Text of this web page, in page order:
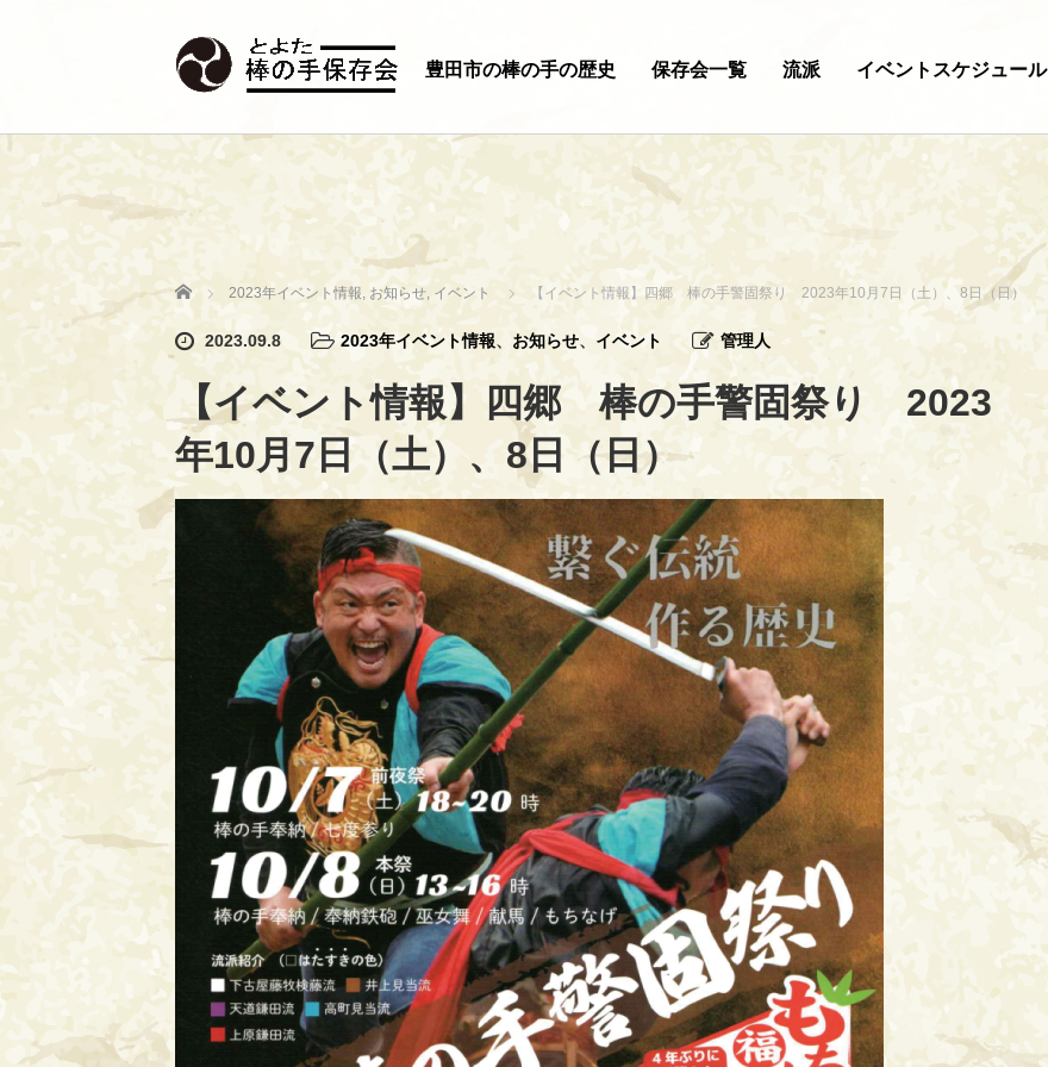
豊田市の棒の手の歴史 保存会一覧 流派 イベントスケジュール
ホーム 2023年イベント情報, お知らせ, イベント 【イベント情報】四郷 棒の手警固祭り 2023年10月7日（土）、8日（日）
2023.09.8 2023年イベント情報、 お知らせ、 イベント 管理人
【イベント情報】四郷 棒の手警固祭り 2023
年10月7日（土）、8日（日）